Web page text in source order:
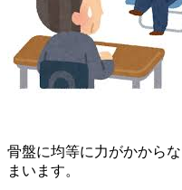
骨盤に均等に力がかから
まいます。